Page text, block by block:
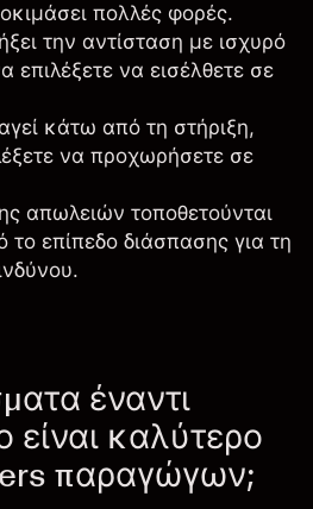
πολλές φορές.
την αντίσταση με ισχυρό
επιλέξετε να εισέλθετε σε
κάτω από τη στήριξη,
να προχωρήσετε σε
απωλειών τοποθετούνται
επίπεδο διάσπασης για τη
έναντι
είναι καλύτερο
παραγώγων;